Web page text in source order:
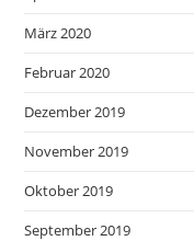
März 2020
Februar 2020
Dezember 2019
November 2019
Oktober 2019
September 2019